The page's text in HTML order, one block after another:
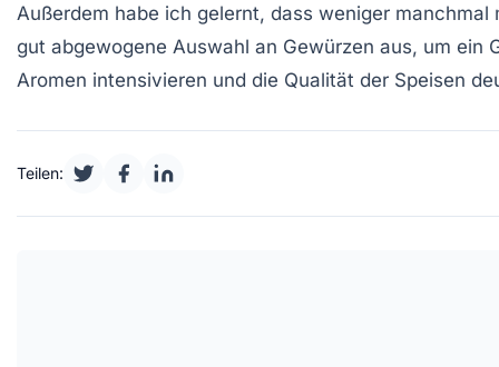
Außerdem habe ich gelernt, dass weniger
gut abgewogene Auswahl an Gewürzen aus, um ein
Aromen intensivieren und die Qualität der Speisen
Teilen: